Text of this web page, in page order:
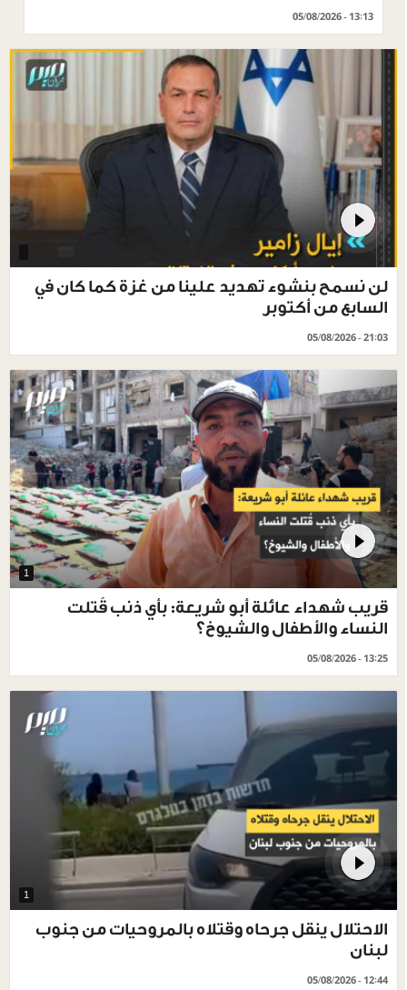
05/08/2026 - 13:13
لن نسمح بنشوء تهديد علينا من غزة كما كان في
السابع من أكتوبر
05/08/2026 - 21:03
1
قريب شهداء عائلة أبو شريعة: بأي ذنب قُتلت
النساء والأطفال والشيوخ؟
05/08/2026 - 13:25
1
الاحتلال ينقل جرحاه وقتلاه بالمروحيات من جنوب
لبنان
05/08/2026 - 12:44